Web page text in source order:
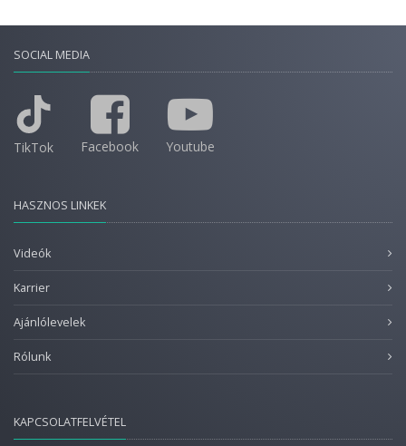
SOCIAL MEDIA
TikTok Facebook Youtube
HASZNOS LINKEK
Videók
Karrier
Ajánlólevelek
Rólunk
KAPCSOLATFELVÉTEL